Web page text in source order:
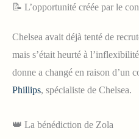
📝 L’opportunité créée par le
Chelsea avait déjà tenté de
mais s’était heurté à
donne a changé en raison d’un
Phillips, spécialiste de Chelsea.
👑 La bénédiction de Zola